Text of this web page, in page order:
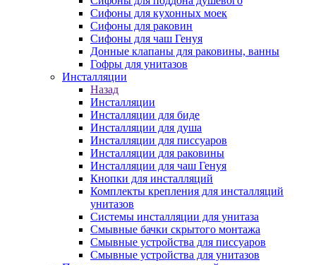
Сифоны для кухонных моек
Сифоны для раковин
Сифоны для чаш Генуя
Донные клапаны для раковины, ванны
Гофры для унитазов
Инсталляции
Назад
Инсталляции
Инсталляции для биде
Инсталляции для душа
Инсталляции для писсуаров
Инсталляции для раковины
Инсталляции для чаш Генуя
Кнопки для инсталляций
Комплекты крепления для инсталляций
унитазов
Системы инсталляции для унитаза
Смывные бачки скрытого монтажа
Смывные устройства для писсуаров
Смывные устройства для унитазов